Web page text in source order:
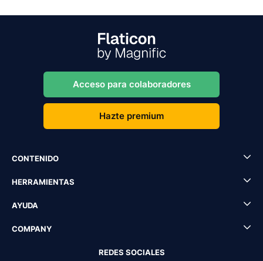
Acceso para colaboradores
Hazte premium
CONTENIDO
HERRAMIENTAS
AYUDA
COMPANY
REDES SOCIALES